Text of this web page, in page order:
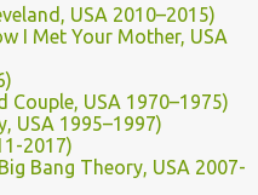
USA 2010–2015)
I Met Your Mother, USA
USA 1970–1975)
USA 1995–1997)
2017)
Bang Theory, USA 2007-